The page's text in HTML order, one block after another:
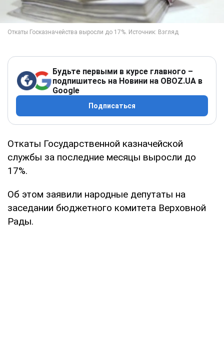
Будьте первыми в курсе главного –
подпишитесь на Новини на OBOZ.UA в
Google
Подписаться
Откаты Государственной казначейской
службы за последние месяцы выросли до
17%.
Об этом заявили народные депутаты на
заседании бюджетного комитета Верховной
Рады.